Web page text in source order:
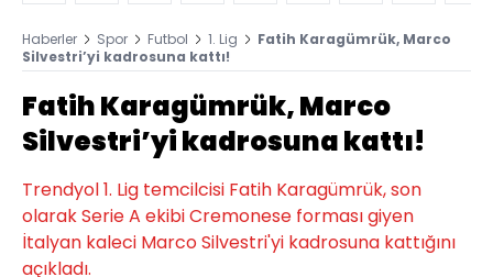
Haberler Spor Futbol 1. Lig
Fatih Karagümrük, Marco
Silvestri’yi kadrosuna kattı!
Fatih Karagümrük, Marco
Silvestri’yi kadrosuna kattı!
Trendyol 1. Lig temcilcisi Fatih Karagümrük, son
olarak Serie A ekibi Cremonese forması giyen
İtalyan kaleci Marco Silvestri'yi kadrosuna kattığını
açıkladı.